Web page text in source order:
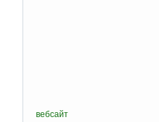
вебсайт